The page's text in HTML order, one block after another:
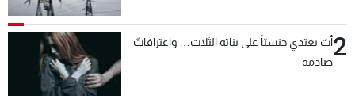
2أبٌ يعتدي جنسيّاً على بناته الثلاث… واعترافاتٌ
صادمة